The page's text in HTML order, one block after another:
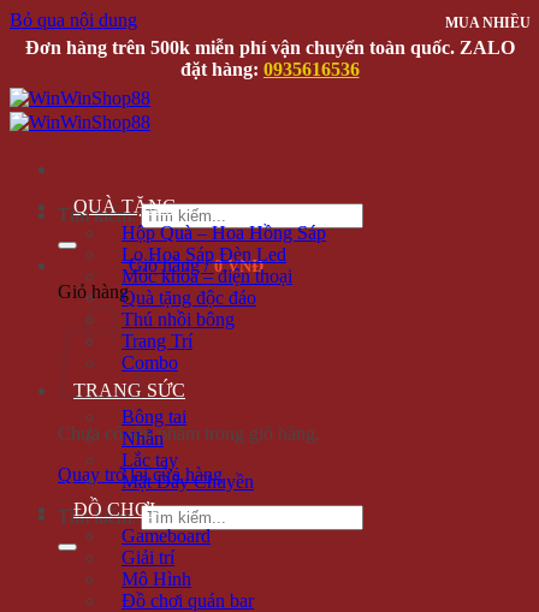
Bỏ qua nội dung
Đơn hàng trên 500k miễn phí vận chuyển toàn quốc. ZALO
đặt hàng: 0935616536
Tìm kiếm:
Giỏ hàng /0 VNĐ
Giỏ hàng
Chưa có sản phẩm trong giỏ hàng.
Quay trở lại cửa hàng
Tìm kiếm:
QUÀ TẶNG
Hộp Quà – Hoa Hồng Sáp
Lọ Hoa Sáp Đèn Led
Móc khóa – điện thoại
Quà tặng độc đáo
Thú nhồi bông
Trang Trí
Combo
TRANG SỨC
Bông tai
Nhẫn
Lắc tay
Mặt Dây Chuyền
ĐỒ CHƠI
Gameboard
Giải trí
Mô Hình
Đồ chơi quán bar
MUA NHIỀU
MUA NHIỀU